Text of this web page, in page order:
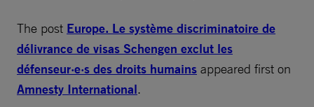
The post Europe. Le système discriminatoire de
délivrance de visas Schengen exclut les
défenseur·e·s des droits humains appeared first on
Amnesty International.